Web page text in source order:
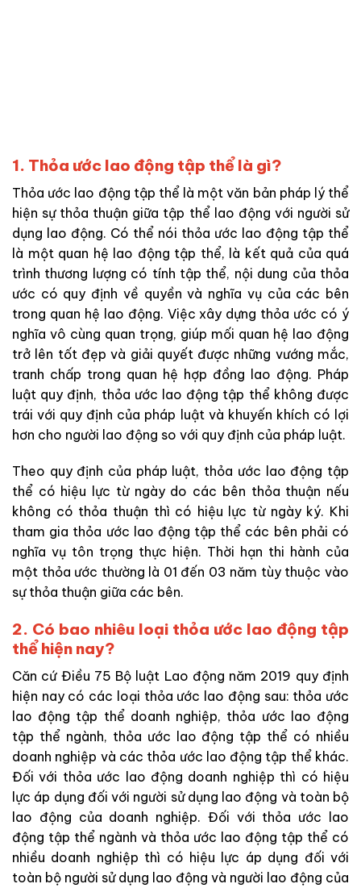
1. Thỏa ước lao động tập thể là gì?
Thỏa ước lao động tập thể là một văn bản pháp lý thể
hiện sự thỏa thuận giữa tập thể lao động với người sử
dụng lao động. Có thể nói thỏa ước lao động tập thể
là một quan hệ lao động tập thể, là kết quả của quá
trình thương lượng có tính tập thể, nội dung của thỏa
ước có quy định về quyền và nghĩa vụ của các bên
trong quan hệ lao động. Việc xây dựng thỏa ước có ý
nghĩa vô cùng quan trọng, giúp mối quan hệ lao động
trở lên tốt đẹp và giải quyết được những vướng mắc,
tranh chấp trong quan hệ hợp đồng lao động. Pháp
luật quy định, thỏa ước lao động tập thể không được
trái với quy định của pháp luật và khuyến khích có lợi
hơn cho người lao động so với quy định của pháp luật.
Theo quy định của pháp luật, thỏa ước lao động tập
thể có hiệu lực từ ngày do các bên thỏa thuận nếu
không có thỏa thuận thì có hiệu lực từ ngày ký. Khi
tham gia thỏa ước lao động tập thể các bên phải có
nghĩa vụ tôn trọng thực hiện. Thời hạn thi hành của
một thỏa ước thường là 01 đến 03 năm tùy thuộc vào
sự thỏa thuận giữa các bên.
2. Có bao nhiêu loại thỏa ước lao động tập
thể hiện nay?
Căn cứ Điều 75 Bộ luật Lao động năm 2019 quy định
hiện nay có các loại thỏa ước lao động sau: thỏa ước
lao động tập thể doanh nghiệp, thỏa ước lao động
tập thể ngành, thỏa ước lao động tập thể có nhiều
doanh nghiệp và các thỏa ước lao động tập thể khác.
Đối với thỏa ước lao động doanh nghiệp thì có hiệu
lực áp dụng đối với người sử dụng lao động và toàn bộ
lao động của doanh nghiệp. Đối với thỏa ước lao
động tập thể ngành và thỏa ước lao động tập thể có
nhiều doanh nghiệp thì có hiệu lực áp dụng đối với
toàn bộ người sử dụng lao động và người lao động của